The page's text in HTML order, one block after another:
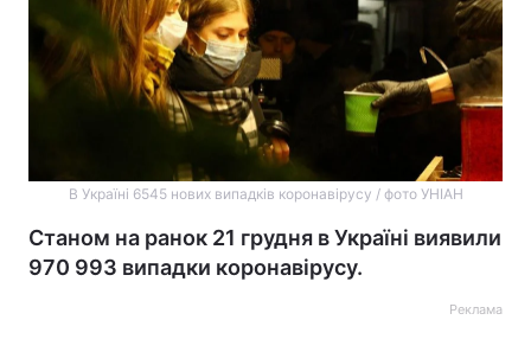
В Україні 6545 нових випадків коронавірусу / фото УНІАН
Станом на ранок 21 грудня в Україні виявили
970 993 випадки коронавірусу.
Реклама